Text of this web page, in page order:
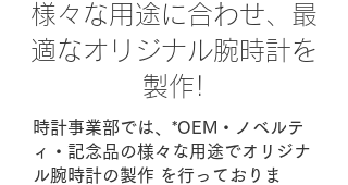
様々な用途に合わせ、最
適なオリジナル腕時計を
製作!
時計事業部では、*OEM・ノベルテ
ィ・記念品の様々な用途でオリジナ
ル腕時計の製作 を行っておりま